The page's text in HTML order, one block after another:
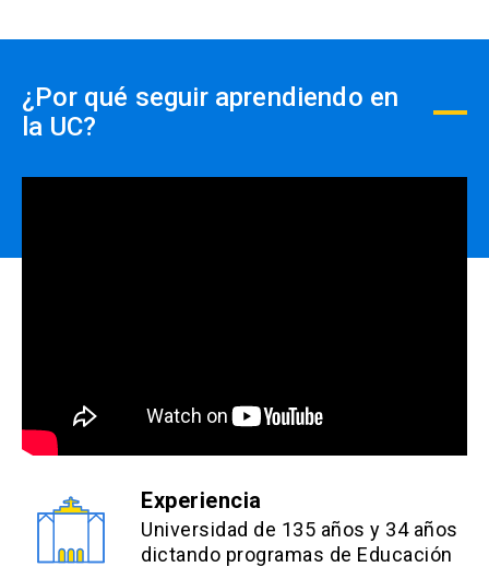
¿Por qué seguir aprendiendo en
la UC?
Experiencia
Universidad de 135 años y 34 años
dictando programas de Educación